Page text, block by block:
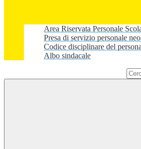
Area Riservata Personale
Presa di servizio personale
Codice disciplinare del
Albo sindacale